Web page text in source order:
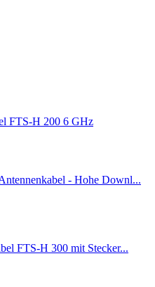
FTS-H 200 6 GHz
- Hohe Downl...
FTS-H 300 mit Stecker...